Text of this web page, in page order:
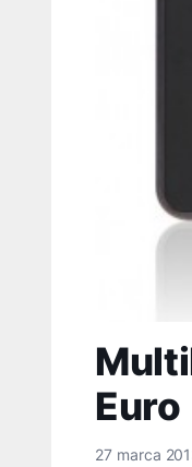
Euro
27 marca